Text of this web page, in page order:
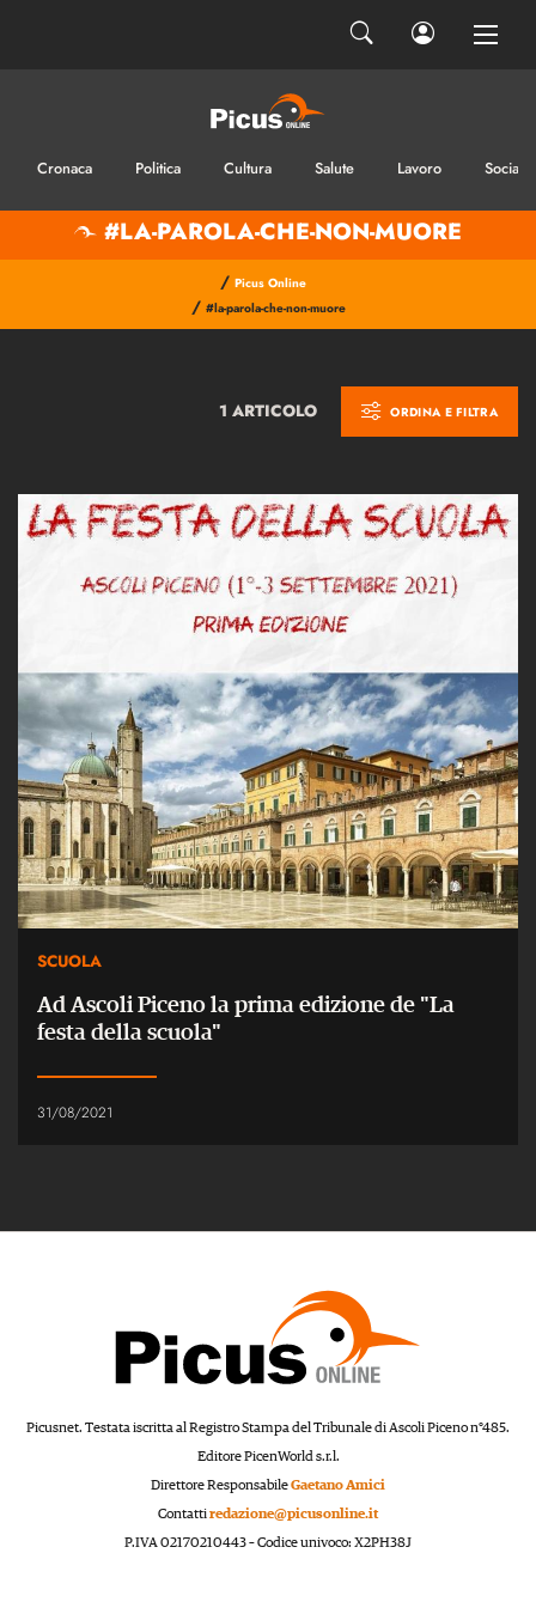
Cronaca Politica Cultura Salute Lavoro Sociale
#LA-PAROLA-CHE-NON-MUORE
/ Picus Online
/ #la-parola-che-non-muore
1 ARTICOLO ORDINA E FILTRA
SCUOLA
Ad Ascoli Piceno la prima edizione de "La
festa della scuola"
31/08/2021
Picusnet. Testata iscritta al Registro Stampa del Tribunale di Ascoli Piceno n°485.
Editore PicenWorld s.r.l.
Direttore ResponsabileGaetano Amici
Contattiredazione@picusonline.it
P.IVA 02170210443 – Codice univoco: X2PH38J